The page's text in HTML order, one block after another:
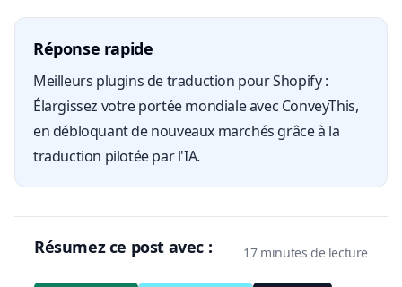
Réponse rapide
Meilleurs plugins de traduction pour Shopify :
Élargissez votre portée mondiale avec ConveyThis,
en débloquant de nouveaux marchés grâce à la
traduction pilotée par l'IA.
Résumez ce post avec : 17 minutes de lecture